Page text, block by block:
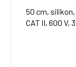
50 cm,
CAT II, 600 V,